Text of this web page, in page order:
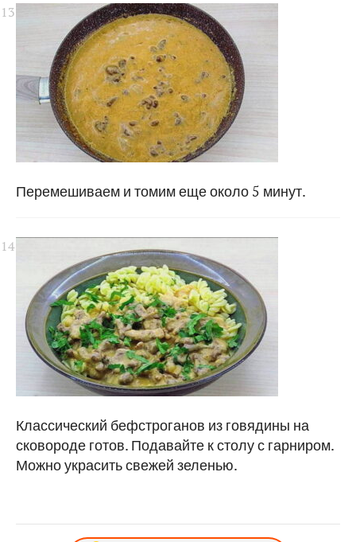
Перемешиваем и томим еще около 5 минут.
Классический бефстроганов из говядины на
сковороде готов. Подавайте к столу с гарниром.
Можно украсить свежей зеленью.